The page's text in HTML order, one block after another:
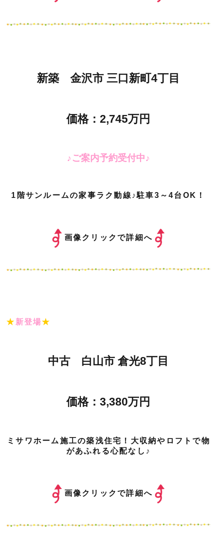
新築 金沢市 三口新町4丁目
価格：2,745万円
♪ご案内予約受付中♪
1階サンルームの家事ラク動線♪駐車3～4台OK！
画像クリックで詳細へ
★ 新登場★
中古 白山市 倉光8丁目
価格：3,380万円
ミサワホーム施工の築浅住宅！大収納やロフトで物
があふれる心配なし♪
画像クリックで詳細へ